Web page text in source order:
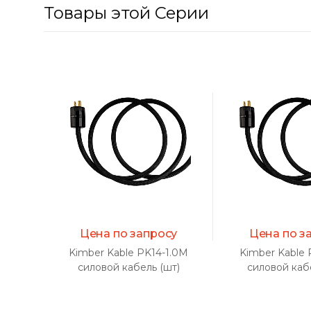
Товары этой Серии
Цена по запросу
Kimber Kable PK14-1.0M
силовой кабель (шт)
Цена по
Kimber Kable
силовой